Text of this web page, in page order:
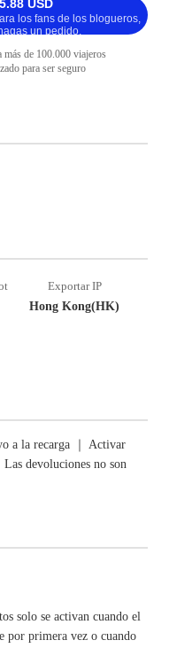
USD
los fans de los blogueros,
un pedido.
de 100.000 viajeros
para ser seguro
Exportar IP
Hong Kong(HK)
a la recarga ｜ Activar
devoluciones no son
solo se activan cuando el
por primera vez o cuando